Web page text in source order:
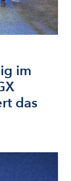
im
das